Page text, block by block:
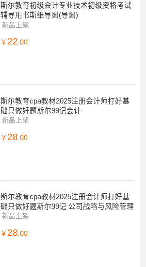
斯尔教育初级会计专业技术初级资格考试
辅导用书斯维导图(导图)
新品上架
￥ 22.00
斯尔教育cpa教材2025注册会计师打好基
础只做好题斯尔99记会计
新品上架
￥ 28.00
斯尔教育cpa教材2025注册会计师打好基
础只做好题斯尔99记 公司战略与风险管理
新品上架
￥ 28 .00